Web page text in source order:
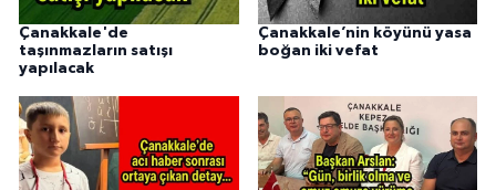
Çanakkale'de
taşınmazların satışı
yapılacak
Çanakkale’nin köyünü yasa
boğan iki vefat